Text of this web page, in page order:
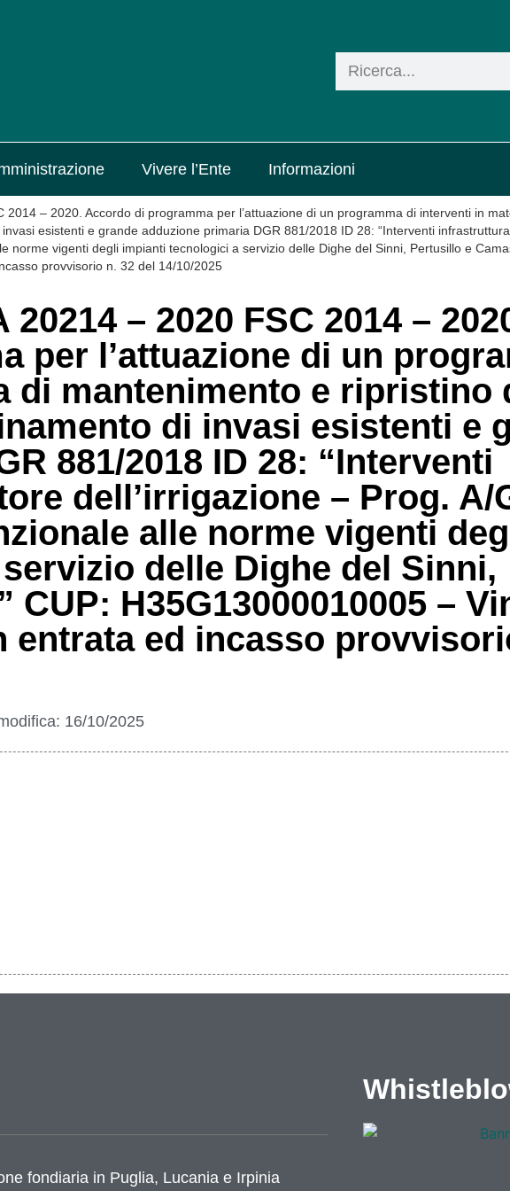
Vivere l’Ente Informazioni
2014 – 2020. Accordo di programma per l’attuazione di un programma di interventi in
esistenti e grande adduzione primaria DGR 881/2018 ID 28: “Interventi
norme vigenti degli impianti tecnologici a servizio delle Dighe del Sinni, Pertusillo e
provvisorio n. 32 del 14/10/2025
– 2020 FSC 2014 –
per l’attuazione di un
di mantenimento e ripristino
di invasi esistenti e
881/2018 ID 28: “Interventi
dell’irrigazione – Prog. A/
alle norme vigenti
delle Dighe del Sinni,
H35G13000010005 –
entrata ed incasso
16/10/2025
fondiaria in Puglia, Lucania e Irpinia